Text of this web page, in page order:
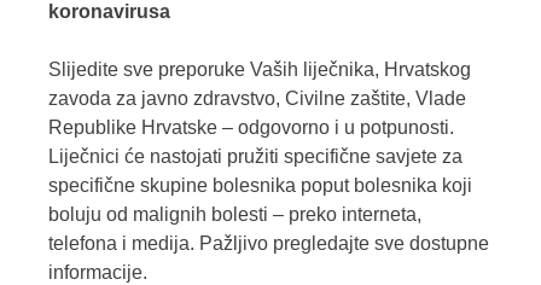
koronavirusa
Slijedite sve preporuke Vaših liječnika, Hrvatskog
zavoda za javno zdravstvo, Civilne zaštite, Vlade
Republike Hrvatske – odgovorno i u potpunosti.
Liječnici će nastojati pružiti specifične savjete za
specifične skupine bolesnika poput bolesnika koji
boluju od malignih bolesti – preko interneta,
telefona i medija. Pažljivo pregledajte sve dostupne
informacije.